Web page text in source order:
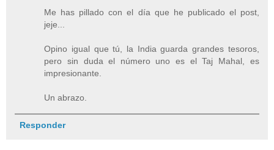
Me has pillado con el día que he publicado el post,
jeje...
Opino igual que tú, la India guarda grandes tesoros,
pero sin duda el número uno es el Taj Mahal, es
impresionante.
Un abrazo.
Responder